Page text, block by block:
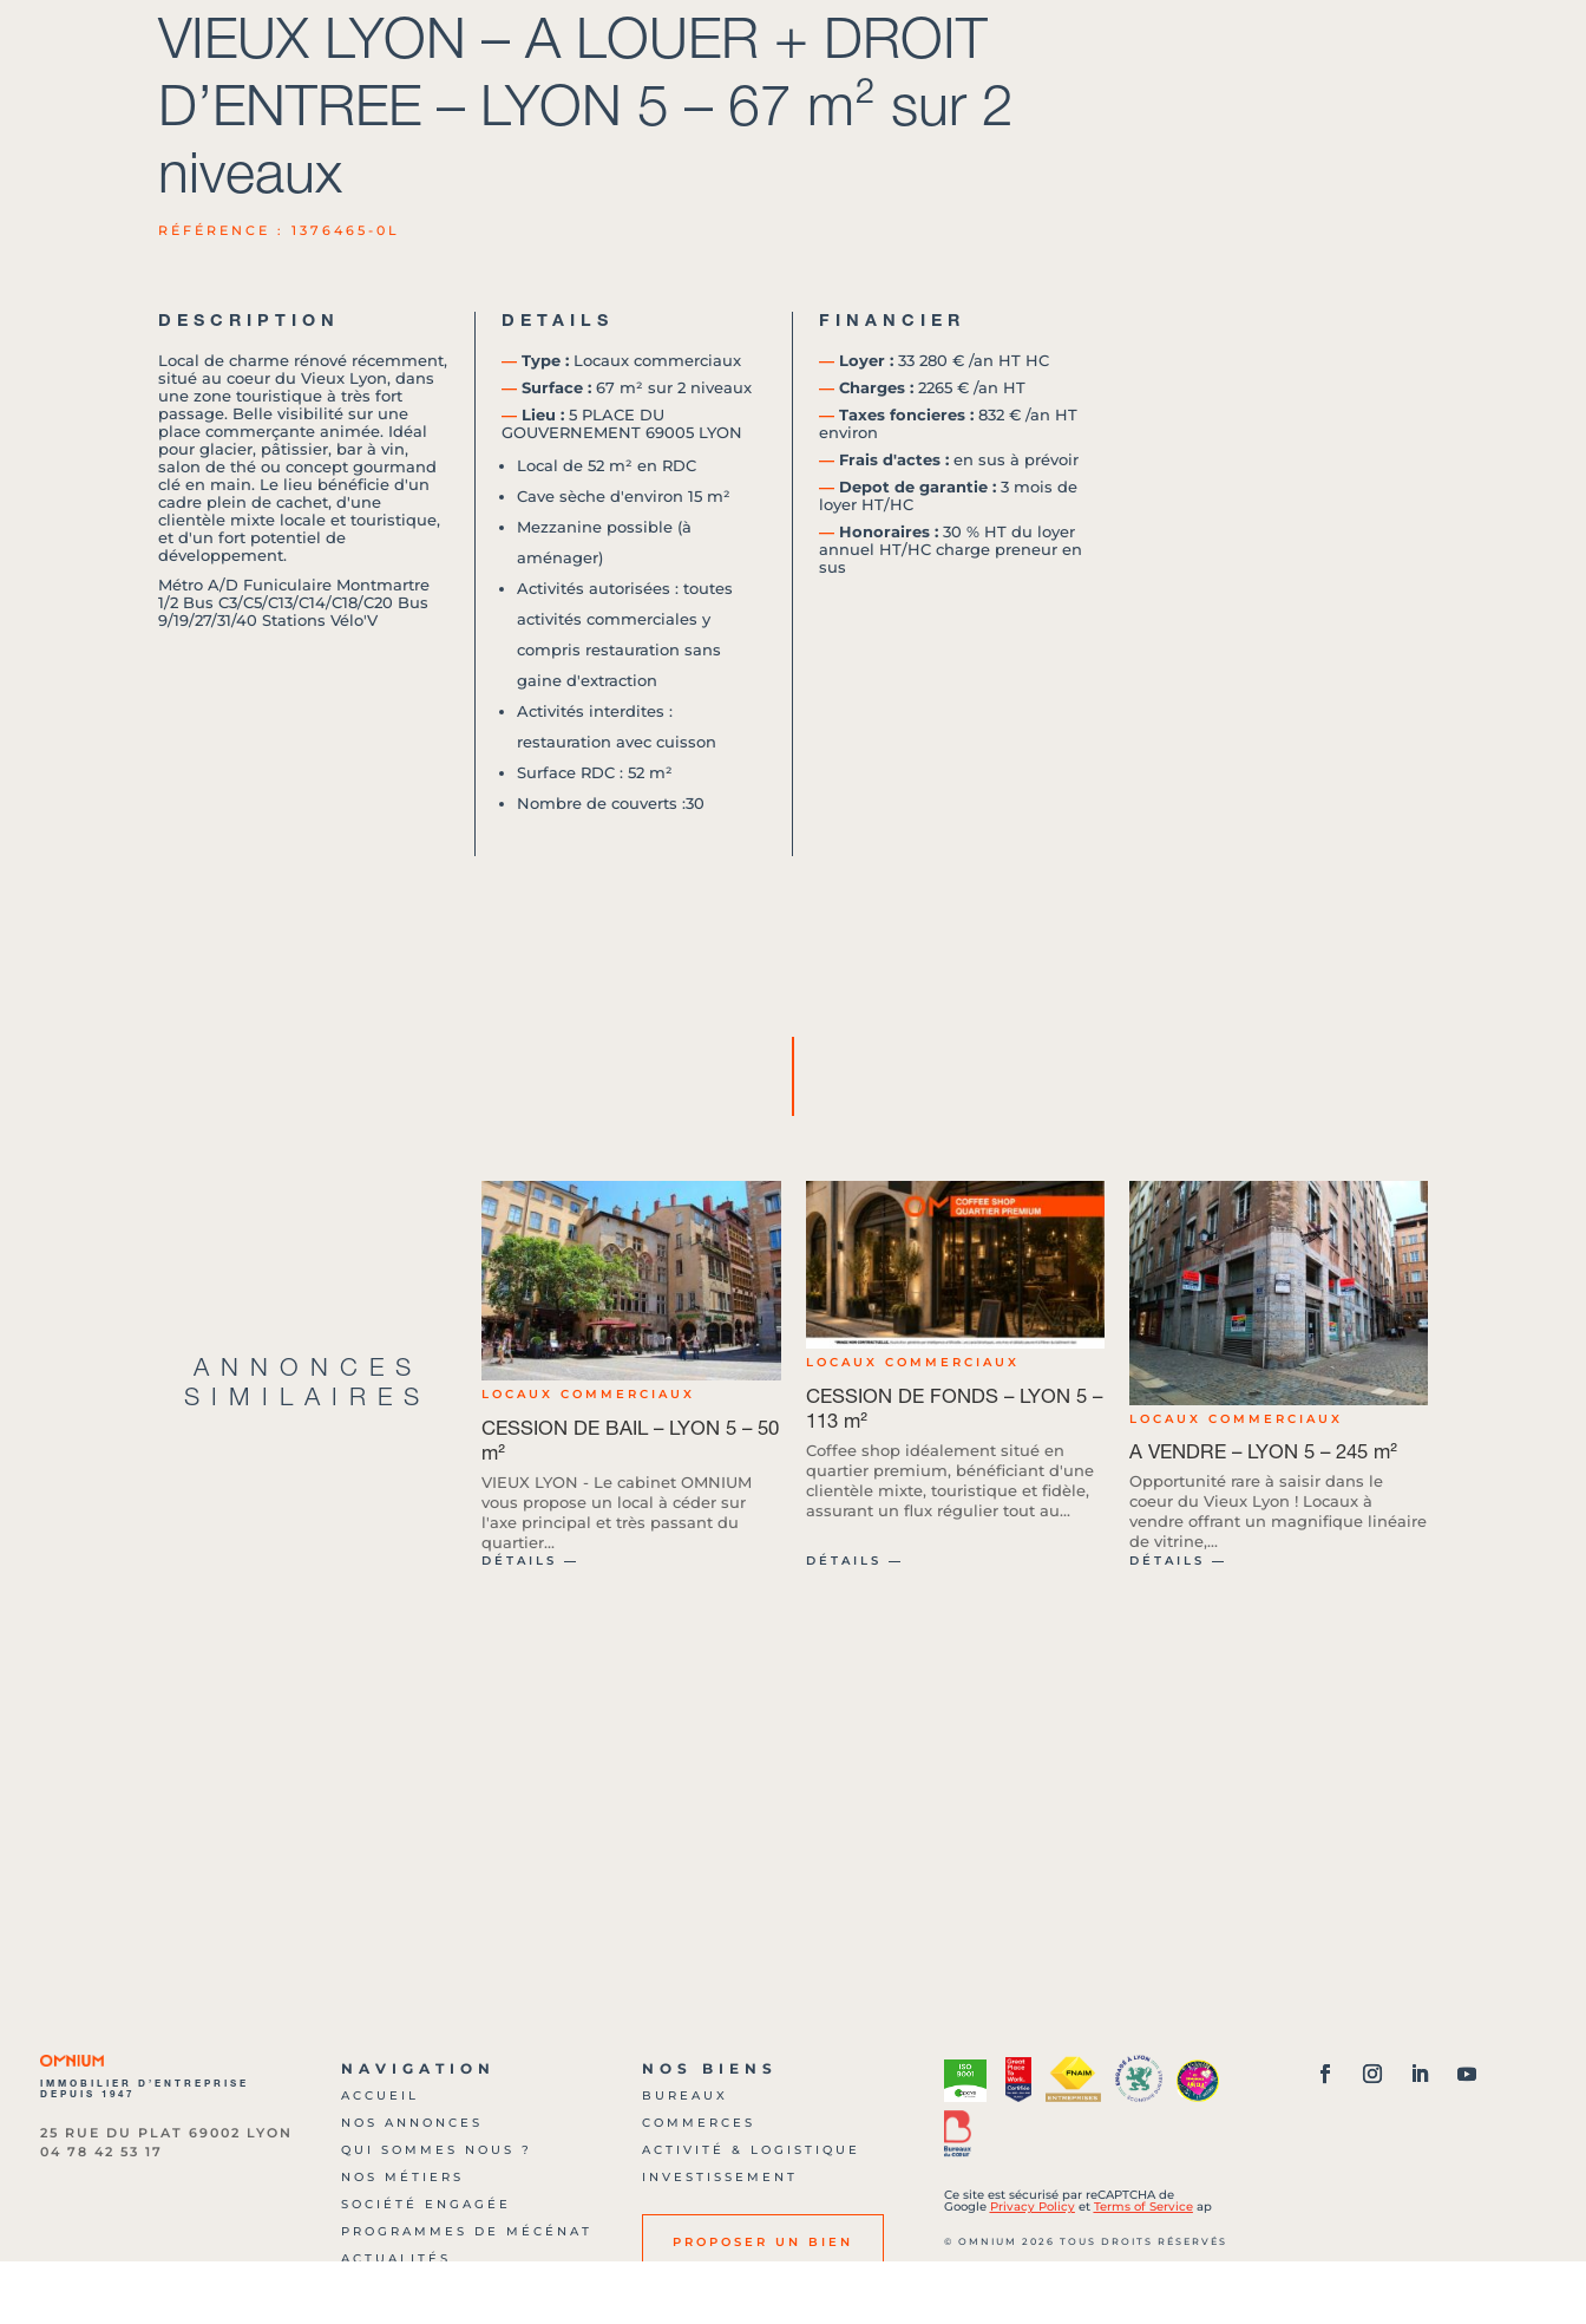
VIEUX LYON – A LOUER + DROIT
D’ENTREE – LYON 5 – 67 m² sur 2
niveaux
RÉFÉRENCE : 1376465-0L
DESCRIPTION
Local de charme rénové récemment,
situé au coeur du Vieux Lyon, dans
une zone touristique à très fort
passage. Belle visibilité sur une
place commerçante animée. Idéal
pour glacier, pâtissier, bar à vin,
salon de thé ou concept gourmand
clé en main. Le lieu bénéficie d'un
cadre plein de cachet, d'une
clientèle mixte locale et touristique,
et d'un fort potentiel de
développement.
Métro A/D Funiculaire Montmartre
1/2 Bus C3/C5/C13/C14/C18/C20 Bus
9/19/27/31/40 Stations Vélo'V
DETAILS
―Type :Locaux commerciaux
―Surface :67 m² sur 2 niveaux
―Lieu :5 PLACE DU
GOUVERNEMENT 69005 LYON
Local de 52 m² en RDC
Cave sèche d'environ 15 m²
Mezzanine possible (à
aménager)
Activités autorisées : toutes
activités commerciales y
compris restauration sans
gaine d'extraction
Activités interdites :
restauration avec cuisson
Surface RDC : 52 m²
Nombre de couverts :30
FINANCIER
―Loyer :33 280 € /an HT HC
―Charges :2265 € /an HT
―Taxes foncieres :832 € /an HT
environ
―Frais d'actes :en sus à prévoir
―Depot de garantie :3 mois de
loyer HT/HC
―Honoraires :30 % HT du loyer
annuel HT/HC charge preneur en
sus
ANNONCES
SIMILAIRES
LOCAUX COMMERCIAUX
CESSION DE BAIL – LYON 5 – 50
m²
VIEUX LYON - Le cabinet OMNIUM
vous propose un local à céder sur
l'axe principal et très passant du
quartier...
DÉTAILS ―
LOCAUX COMMERCIAUX
CESSION DE FONDS – LYON 5 –
113 m²
Coffee shop idéalement situé en
quartier premium, bénéficiant d'une
clientèle mixte, touristique et fidèle,
assurant un flux régulier tout au...
DÉTAILS ―
LOCAUX COMMERCIAUX
A VENDRE – LYON 5 – 245 m²
Opportunité rare à saisir dans le
coeur du Vieux Lyon ! Locaux à
vendre offrant un magnifique linéaire
de vitrine,...
DÉTAILS ―
IMMOBILIER D’ENTREPRISE
DEPUIS 1947
25 RUE DU PLAT 69002 LYON
04 78 42 53 17
NAVIGATION
ACCUEIL
NOS ANNONCES
QUI SOMMES NOUS ?
NOS MÉTIERS
SOCIÉTÉ ENGAGÉE
PROGRAMMES DE MÉCÉNAT
ACTUALITÉS
NOS BIENS
BUREAUX
COMMERCES
ACTIVITÉ & LOGISTIQUE
INVESTISSEMENT
PROPOSER UN BIEN
Ce site est sécurisé par reCAPTCHA de
Google Privacy Policyet Terms of Serviceap
© OMNIUM 2026 TOUS DROITS RÉSERVÉS